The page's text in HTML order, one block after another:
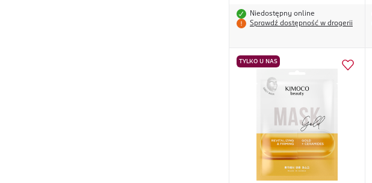
Niedostępny online
Sprawdź dostępność w drogerii
TYLKO U NAS